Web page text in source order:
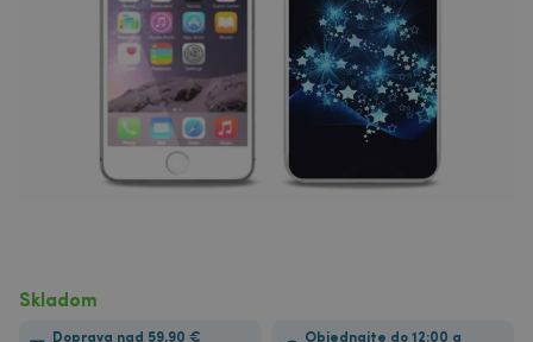
Skladom
Doprava nad 59,90 €
Objednajte do 12:00 a